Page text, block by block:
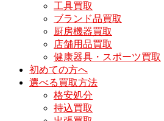
工具買取
ブランド品買取
厨房機器買取
店舗用品買取
健康器具・スポーツ買取
初めての方へ
選べる買取方法
格安処分
持込買取